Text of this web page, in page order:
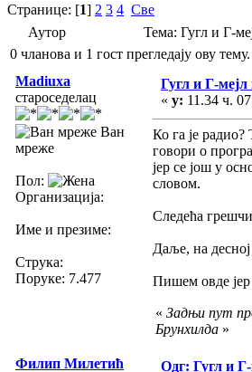
Странице: [1] 2 3 4 Све
Аутор
Тема: Гугл и Г-
0 чланова и 1 гост прегледају ову тему.
Madiuxa
староседелац
Ван
мреже
Пол:
Организација:
Име и презиме:
Струка:
Поруке: 7.477
Гугл и Г-
« у: 11.34 ч.
Ко га је радио?
говори о
јер се још у
словом.
Следећа
Даље, на
Пишем овде јер
« Задњи пут
Брунхилда »
Филип Милетић
Одг: Гугл и